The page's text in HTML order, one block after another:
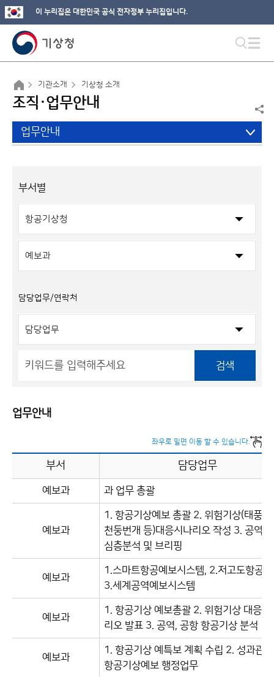
이 누리집은 대한민국 공식 전자정부 누리집입니다.
기관소개 기상청 소개
조직·업무안내
업무안내
부서별
담당업무/연락처
검색
업무안내
좌우로 밀면 이동 할 수 있습니다.
부서 담당업무
예보과 과 업무 총괄
예보과
1. 항공기상예보 총괄 2. 위험기상(태풍,
천둥번개 등)대응시나리오 작성 3. 공역,
심층분석 및 브리핑
예보과
1.스마트항공예보시스템, 2.저고도항공
3.세계공역예보시스템
예보과
1. 항공기상 예보총괄 2. 위험기상 대응
리오 발표 3. 공역, 공항 항공기상 분석
예보과
1. 항공기상 예특보 계획 수립 2. 성과관
항공기상예보 행정업무